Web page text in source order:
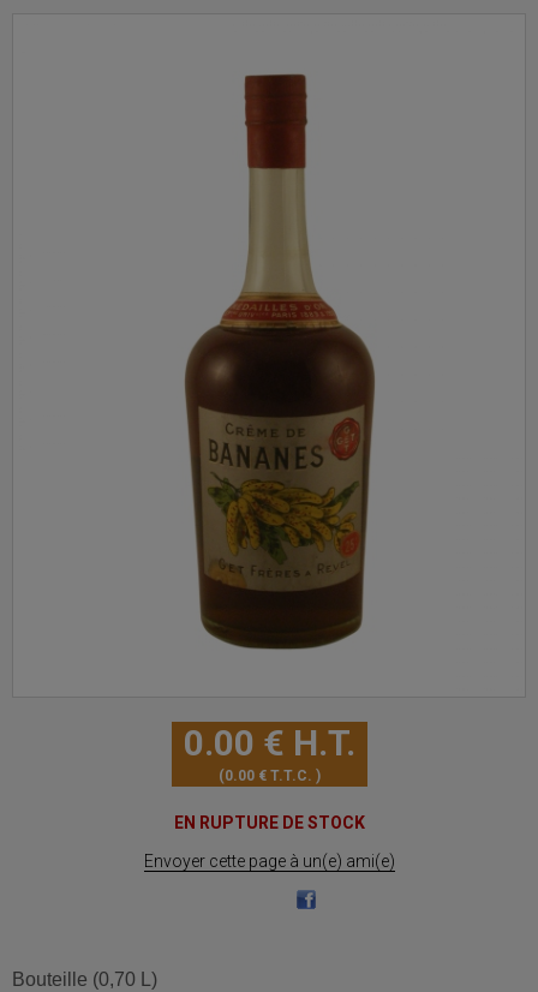
0.00 € H.T.
0.00€ T.T.C.
EN RUPTURE DE STOCK
Envoyer cette page à un(e) ami(e)
Bouteille (0,70 L)